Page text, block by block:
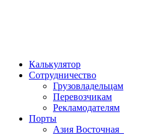
Калькулятор
Сотрудничество
Грузовладельцам
Перевозчикам
Рекламодателям
Порты
Азия Восточная